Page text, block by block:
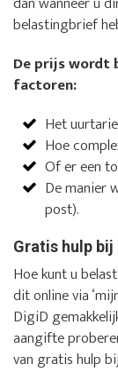
belastingbrief
De prijs wordt
factoren:
Het
Hoe
Of er een
De manier
post).
Gratis hulp
Hoe kunt u
dit online via
DigiD
aangifte
van gratis hulp